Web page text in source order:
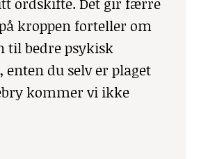
kroppen forteller om
til bedre psykisk
du selv er plaget
kommer vi ikke